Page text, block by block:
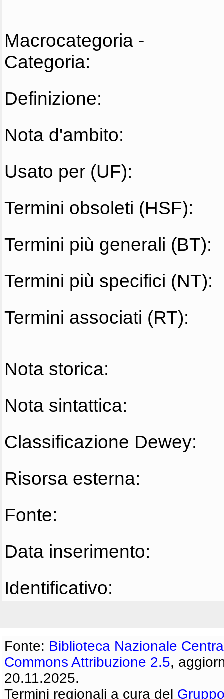
Macrocategoria -
Categoria:
Definizione:
Nota d'ambito:
Usato per (UF):
Termini obsoleti (HSF):
Termini più generali (BT):
Termini più specifici (NT):
Termini associati (RT):
Nota storica:
Nota sintattica:
Classificazione Dewey:
Risorsa esterna:
Fonte:
Data inserimento:
Identificativo:
Fonte: Biblioteca Nazionale
Commons Attribuzione 2.5,
20.11.2025.
Termini regionali a cura del